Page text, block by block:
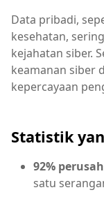
Data pribadi,
kesehatan,
kejahatan siber.
keamanan siber
kepercayaan
Statistik
92%
satu